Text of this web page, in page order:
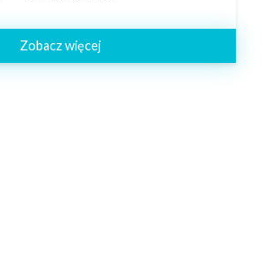
Zobacz więcej